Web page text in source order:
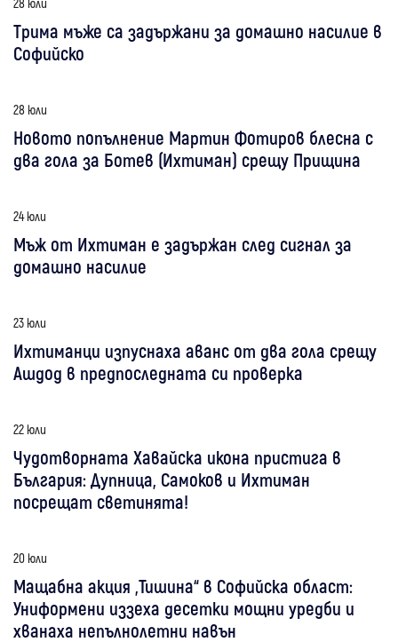
Трима мъже са задържани за домашно насилие в
Софийско
28 юли
Новото попълнение Мартин Фотиров блесна с
два гола за Ботев (Ихтиман) срещу Прищина
24 юли
Мъж от Ихтиман е задържан след сигнал за
домашно насилие
23 юли
Ихтиманци изпуснаха аванс от два гола срещу
Ашдод в предпоследната си проверка
22 юли
Чудотворната Хавайска икона пристига в
България: Дупница, Самоков и Ихтиман
посрещат светинята!
20 юли
Мащабна акция „Тишина“ в Софийска област:
Униформени иззеха десетки мощни уредби и
хванаха непълнолетни навън